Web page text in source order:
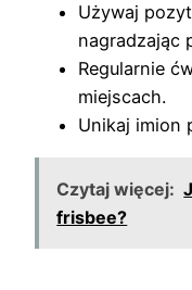
Używaj
nagradzając
Regularnie
miejscach.
Unikaj imion
Czytaj więcej:
frisbee?